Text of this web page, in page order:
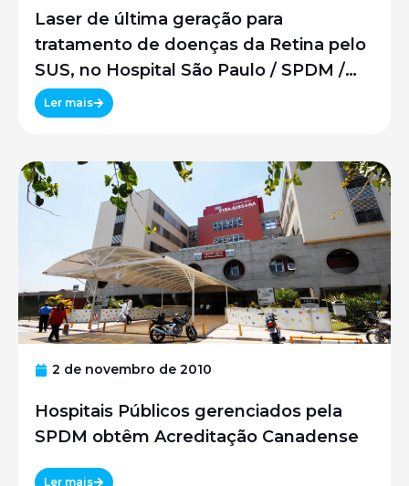
Laser de última geração para
tratamento de doenças da Retina pelo
SUS, no Hospital São Paulo / SPDM /
UNIFESP
Ler mais
2 de novembro de 2010
Hospitais Públicos gerenciados pela
SPDM obtêm Acreditação Canadense
Ler mais